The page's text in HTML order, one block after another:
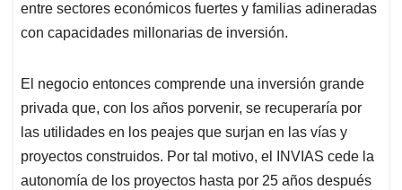
entre sectores económicos fuertes y familias adineradas
con capacidades millonarias de inversión.
El negocio entonces comprende una inversión grande
privada que, con los años porvenir, se recuperaría por
las utilidades en los peajes que surjan en las vías y
proyectos construidos. Por tal motivo, el INVIAS cede la
autonomía de los proyectos hasta por 25 años después